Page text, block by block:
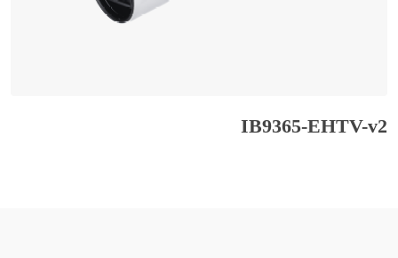
IB9365-EHTV-v2